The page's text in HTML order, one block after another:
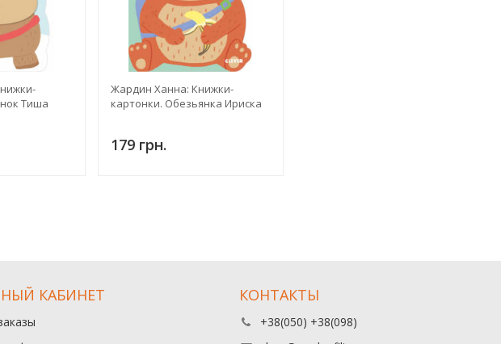
Тиша
Жардин Ханна: Книжки-
картонки. Обезьянка Ириска
179 грн.
КАБИНЕТ КОНТАКТЫ
+38(050) +38(098)